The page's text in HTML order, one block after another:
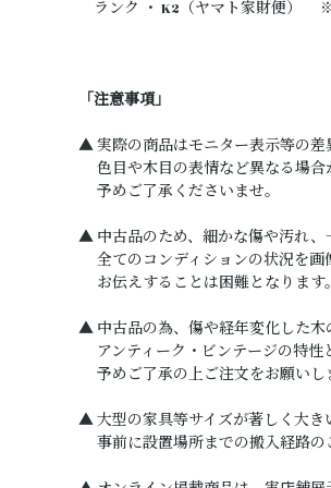
ランク ・ K2（ヤマト家財便）
「注意事項」
▲ 実際の商品はモニター表示等の差
色目や木目の表情など異なる場合
予めご了承くださいませ。
▲ 中古品のため、細かな傷や汚れ、
全てのコンディションの状況を画
お伝えすることは困難となります。
▲ 中古品の為、傷や経年変化した木
アンティーク・ビンテージの特性
予めご了承の上ご注文をお願いし
▲ 大型の家具等サイズが著しく大き
事前に設置場所までの搬入経路の